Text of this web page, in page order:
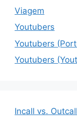
Viagem
Youtubers
Youtubers
Youtubers
Incall vs.